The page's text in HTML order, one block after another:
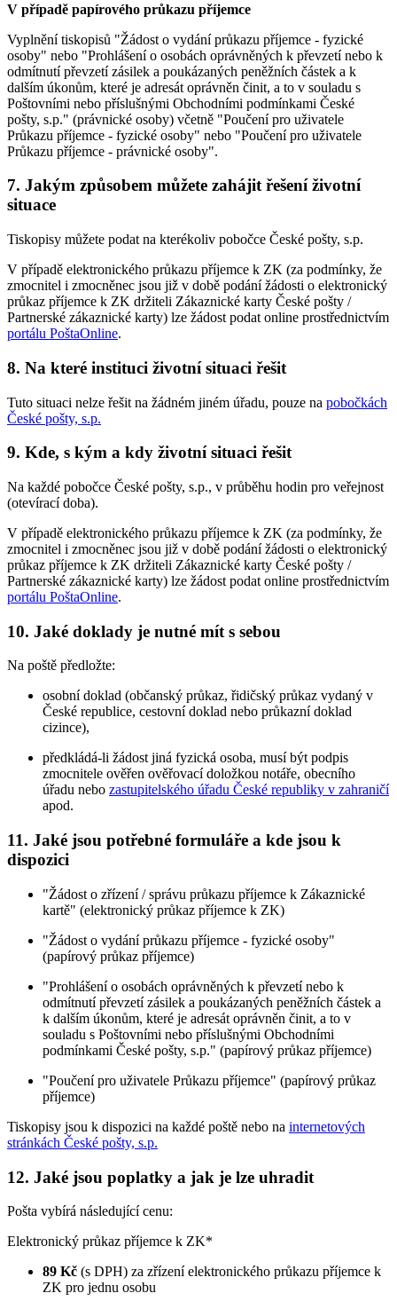
V případě papírového průkazu příjemce
Vyplnění tiskopisů "Žádost o vydání průkazu příjemce - fyzické
osoby" nebo "Prohlášení o osobách oprávněných k převzetí nebo k
odmítnutí převzetí zásilek a poukázaných peněžních částek a k
dalším úkonům, které je adresát oprávněn činit, a to v souladu s
Poštovními nebo příslušnými Obchodními podmínkami České
pošty, s.p." (právnické osoby) včetně "Poučení pro uživatele
Průkazu příjemce - fyzické osoby" nebo "Poučení pro uživatele
Průkazu příjemce - právnické osoby".
7. Jakým způsobem můžete zahájit řešení životní
situace
Tiskopisy můžete podat na kterékoliv pobočce České pošty, s.p.
V případě elektronického průkazu příjemce k ZK (za podmínky, že
zmocnitel i zmocněnec jsou již v době podání žádosti o elektronický
průkaz příjemce k ZK držiteli Zákaznické karty České pošty /
Partnerské zákaznické karty) lze žádost podat online prostřednictvím
portálu PoštaOnline.
8. Na které instituci životní situaci řešit
Tuto situaci nelze řešit na žádném jiném úřadu, pouze na pobočkách
České pošty, s.p.
9. Kde, s kým a kdy životní situaci řešit
Na každé pobočce České pošty, s.p., v průběhu hodin pro veřejnost
(otevírací doba).
V případě elektronického průkazu příjemce k ZK (za podmínky, že
zmocnitel i zmocněnec jsou již v době podání žádosti o elektronický
průkaz příjemce k ZK držiteli Zákaznické karty České pošty /
Partnerské zákaznické karty) lze žádost podat online prostřednictvím
portálu PoštaOnline.
10. Jaké doklady je nutné mít s sebou
Na poště předložte:
osobní doklad (občanský průkaz, řidičský průkaz vydaný v
České republice, cestovní doklad nebo průkazní doklad
cizince),
předkládá-li žádost jiná fyzická osoba, musí být podpis
zmocnitele ověřen ověřovací doložkou notáře, obecního
úřadu nebo zastupitelského úřadu České republiky v zahraničí
apod.
11. Jaké jsou potřebné formuláře a kde jsou k
dispozici
"Žádost o zřízení / správu průkazu příjemce k Zákaznické
kartě" (elektronický průkaz příjemce k ZK)
"Žádost o vydání průkazu příjemce - fyzické osoby"
(papírový průkaz příjemce)
"Prohlášení o osobách oprávněných k převzetí nebo k
odmítnutí převzetí zásilek a poukázaných peněžních částek a
k dalším úkonům, které je adresát oprávněn činit, a to v
souladu s Poštovními nebo příslušnými Obchodními
podmínkami České pošty, s.p." (papírový průkaz příjemce)
"Poučení pro uživatele Průkazu příjemce" (papírový průkaz
příjemce)
Tiskopisy jsou k dispozici na každé poště nebo na internetových
stránkách České pošty, s.p.
12. Jaké jsou poplatky a jak je lze uhradit
Pošta vybírá následující cenu:
Elektronický průkaz příjemce k ZK*
89 Kč (s DPH) za zřízení elektronického průkazu příjemce k
ZK pro jednu osobu